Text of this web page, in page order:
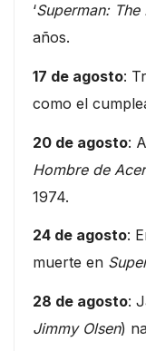
‘Superman: The
años.
17 de agosto:
como el
20 de agosto:
Hombre de
1974.
24 de agosto:
muerte en
28 de agosto:
Jimmy Olsen)